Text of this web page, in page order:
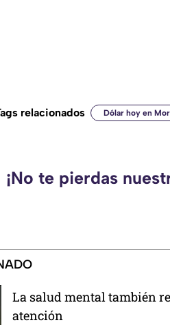
relacionados Dólar hoy en
¡No te pierdas
La salud mental también
atención